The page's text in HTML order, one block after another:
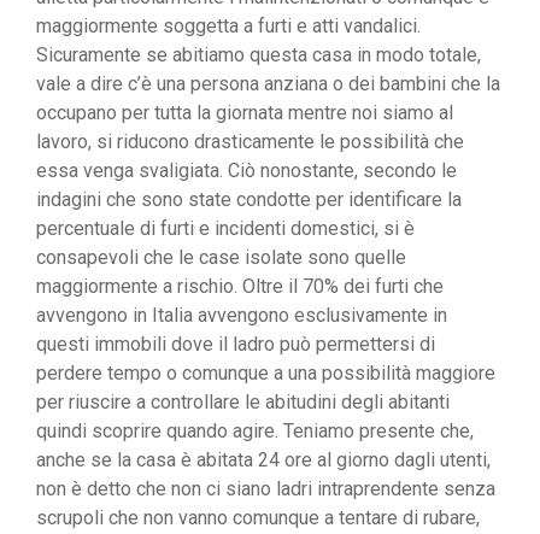
maggiormente soggetta a furti e atti vandalici.
Sicuramente se abitiamo questa casa in modo totale,
vale a dire c’è una persona anziana o dei bambini che la
occupano per tutta la giornata mentre noi siamo al
lavoro, si riducono drasticamente le possibilità che
essa venga svaligiata. Ciò nonostante, secondo le
indagini che sono state condotte per identificare la
percentuale di furti e incidenti domestici, si è
consapevoli che le case isolate sono quelle
maggiormente a rischio. Oltre il 70% dei furti che
avvengono in Italia avvengono esclusivamente in
questi immobili dove il ladro può permettersi di
perdere tempo o comunque a una possibilità maggiore
per riuscire a controllare le abitudini degli abitanti
quindi scoprire quando agire. Teniamo presente che,
anche se la casa è abitata 24 ore al giorno dagli utenti,
non è detto che non ci siano ladri intraprendente senza
scrupoli che non vanno comunque a tentare di rubare,